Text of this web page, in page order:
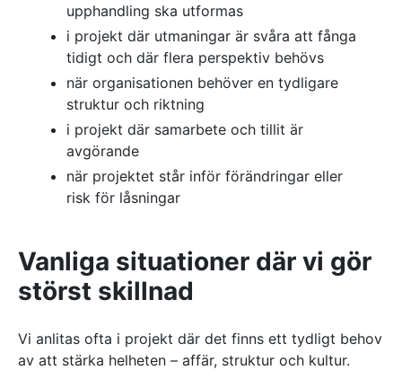
upphandling ska utformas
i projekt där utmaningar är svåra att fånga
tidigt och där flera perspektiv behövs
när organisationen behöver en tydligare
struktur och riktning
i projekt där samarbete och tillit är
avgörande
när projektet står inför förändringar eller
risk för låsningar
Vanliga situationer där vi gör
störst skillnad
Vi anlitas ofta i projekt där det finns ett tydligt behov
av att stärka helheten – affär, struktur och kultur.